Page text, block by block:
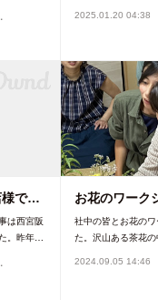
茶会、イベント 2025.01.20 04:38
様で…
は西宮阪
。昨年…
ト
お花のワーク
社中の皆とお花の
た。沢山ある茶花
2024.09.05 14:46